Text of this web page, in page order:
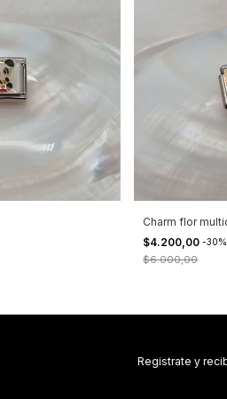
Charm flor
$4.200,00-30%
$6.000,00
Registrate y